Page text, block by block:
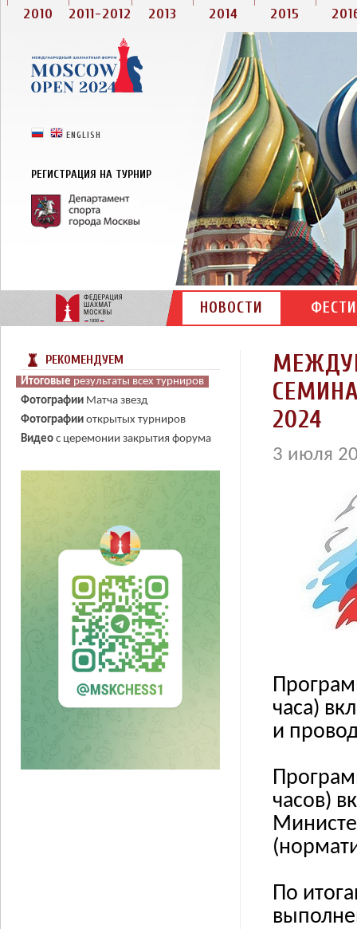
2015
2014
2013
2011-2012
2010
РУССКИЙENGLISH
РЕГИСТРАЦИЯ НА ТУРНИР
НОВОСТИ
РЕКОМЕНДУЕМ
Итоговые результаты всех турниров
Итоговыерезультаты всех турниров
Итоговыерезультаты всех турниров
Фотографии Матча звезд
Фотографии открытых турниров
Видео с церемонии закрытия форума
2024
3 июля
часа)
и
часов)
По